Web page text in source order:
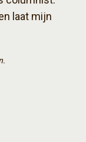
laat mijn